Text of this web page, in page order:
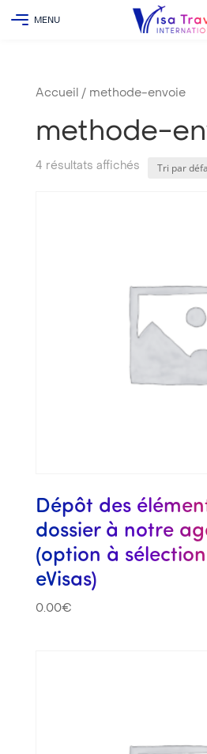
Accueil / methode-envoie
methode-
4 résultats affichés
Dépôt des
dossier à notre
(option à
eVisas)
0.00€